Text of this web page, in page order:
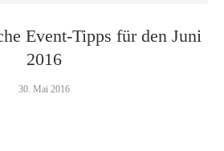
Event-Tipps für den Juni
2016
30. Mai 2016